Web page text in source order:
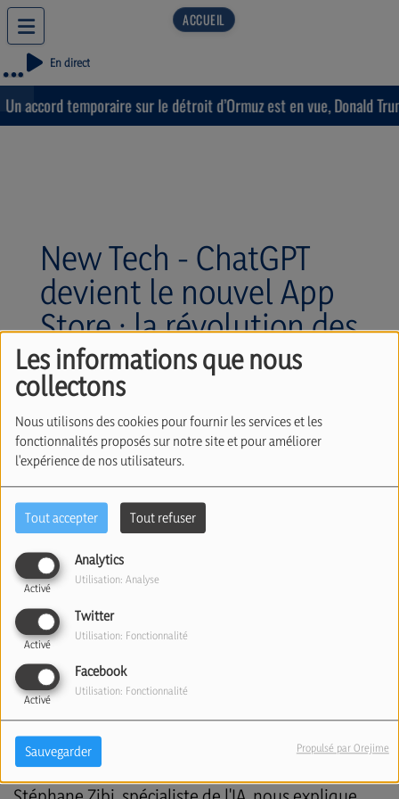
Les informations que nous
collectons
Nous utilisons des cookies pour fournir les services et les
fonctionnalités proposés sur notre site et pour améliorer
l'expérience de nos utilisateurs.
Tout accepter Tout refuser
Analytics
Activé
Utilisation: Analyse
Twitter
Activé
Utilisation: Fonctionnalité
Facebook
Activé
Utilisation: Fonctionnalité
Sauvegarder Propulsé par Orejime
En direct
accord temporaire sur le détroit d’Ormuz est en vue, Donald
New Tech - ChatGPT
devient le nouvel App
Store : la révolution des
Mini Apps commence !
Avec Stéphane Zibi
(09/10/2025)
09 octobre 2025
Écouter le podcast
ChatGPT devient le nouvel App Store : la révolution
des Mini Apps commence !